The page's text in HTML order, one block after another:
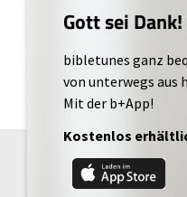
Gott sei Dank!
bibletunes ganz
von unterwegs aus
Mit der b+App!
Kostenlos